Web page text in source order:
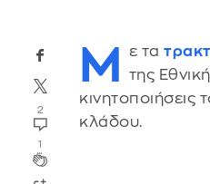
2
1
Μ ε τα
της
κλάδου.